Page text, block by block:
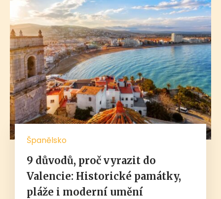
Španělsko
9 důvodů, proč vyrazit do
Valencie: Historické památky,
pláže i moderní umění